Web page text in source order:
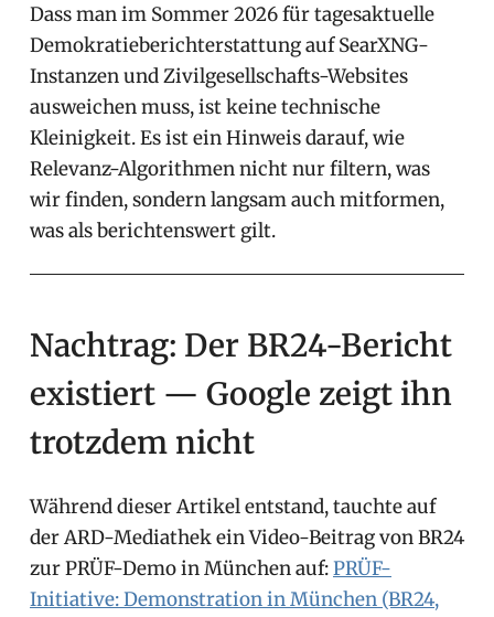
Dass man im Sommer 2026 für tagesaktuelle
Demokratieberichterstattung auf SearXNG-
Instanzen und Zivilgesellschafts-Websites
ausweichen muss, ist keine technische
Kleinigkeit. Es ist ein Hinweis darauf, wie
Relevanz-Algorithmen nicht nur filtern, was
wir finden, sondern langsam auch mitformen,
was als berichtenswert gilt.
Nachtrag: Der BR24-Bericht
existiert — Google zeigt ihn
trotzdem nicht
Während dieser Artikel entstand, tauchte auf
der ARD-Mediathek ein Video-Beitrag von BR24
zur PRÜF-Demo in München auf:PRÜF-
Initiative: Demonstration in München (BR24,